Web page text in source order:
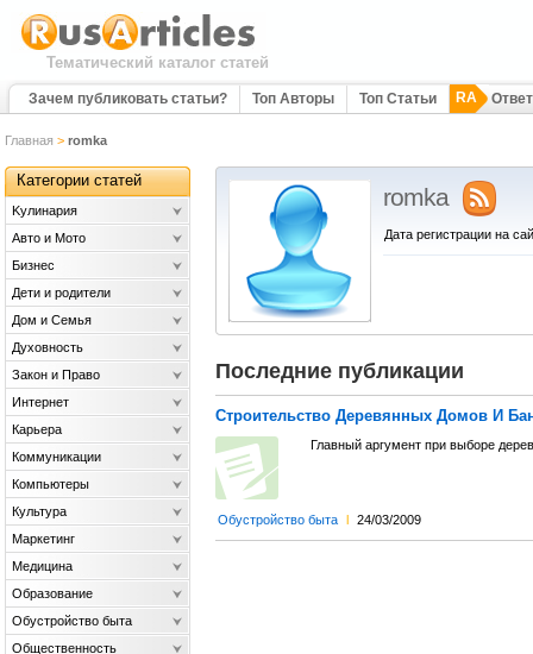
Тематический каталог статей
Зачем публиковать статьи? Топ Авторы Топ Статьи RA
Главная > romka
romka
Дата регистрации на
Последние публикации
Строительство Деревянных Домов И
Главный аргумент при выборе
Обустройство быта l 24/03/2009
Категории статей
Kулинария
Авто и Мото
Бизнес
Дети и родители
Дом и Семья
Духовность
Закон и Право
Интернет
Карьера
Коммуникации
Компьютеры
Культура
Маркетинг
Медицина
Образование
Обустройство быта
Общественность